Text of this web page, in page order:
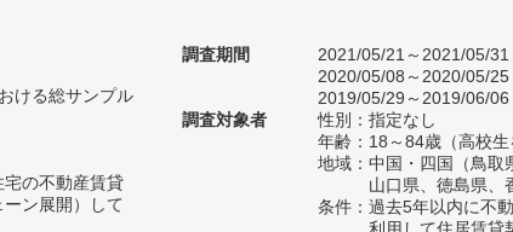
ける総サンプル
の不動産賃貸
ン展開）して
調査期間
2021/05/21～2021/05/31
2020/05/08～2020/05/25
2019/05/29～2019/06/06
調査対象者
性別：指定なし
年齢：18～84歳（高校生
地域：中国・四国（鳥取
山口県、徳島県、
条件：過去5年以内に不